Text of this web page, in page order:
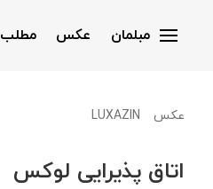
مبلمان عکس مطلب
عکس LUXAZIN
اتاق پذیرایی لوکس